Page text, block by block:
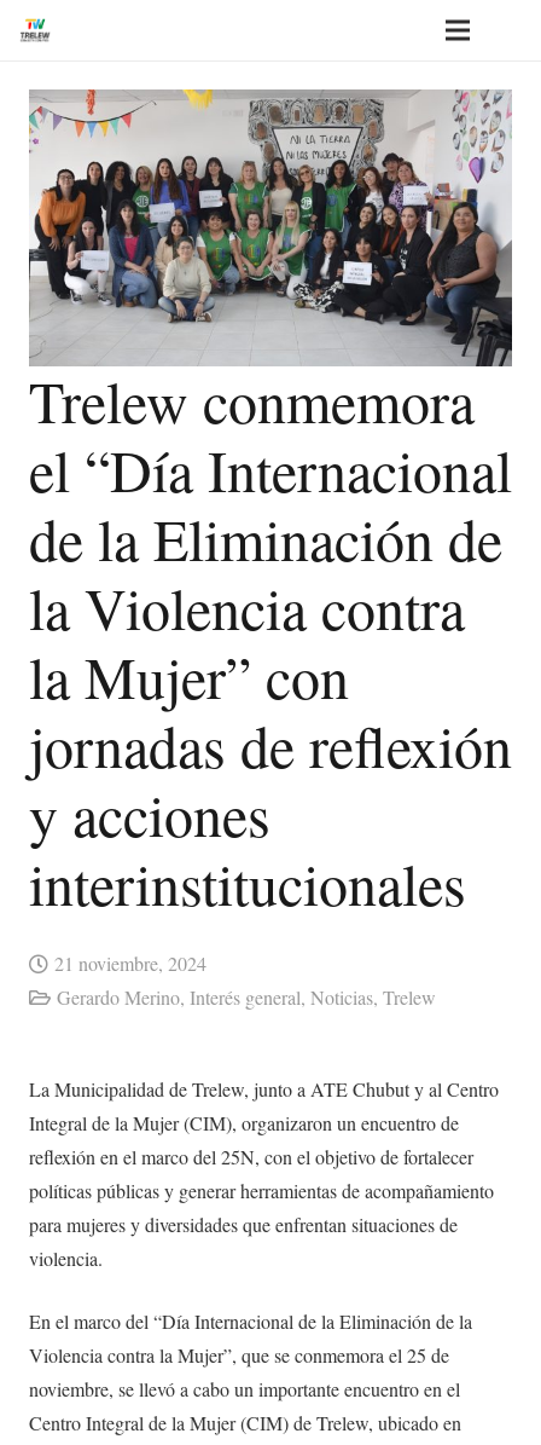
Trelew conmemora
el “Día Internacional
de la Eliminación de
la Violencia contra
la Mujer” con
jornadas de reflexión
y acciones
interinstitucionales
21 noviembre, 2024
Gerardo Merino, Interés general, Noticias, Trelew
La Municipalidad de Trelew, junto a ATE Chubut y al Centro
Integral de la Mujer (CIM), organizaron un encuentro de
reflexión en el marco del 25N, con el objetivo de fortalecer
políticas públicas y generar herramientas de acompañamiento
para mujeres y diversidades que enfrentan situaciones de
violencia.
En el marco del “Día Internacional de la Eliminación de la
Violencia contra la Mujer”, que se conmemora el 25 de
noviembre, se llevó a cabo un importante encuentro en el
Centro Integral de la Mujer (CIM) de Trelew, ubicado en